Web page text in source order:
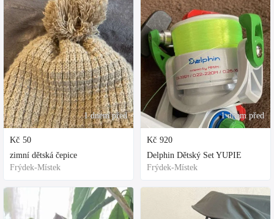
1 dnem před
Kč 50
zimní dětská čepice
Frýdek-Místek
1 dnem před
Kč 920
Delphin Dětský Set YUPIE
Frýdek-Místek